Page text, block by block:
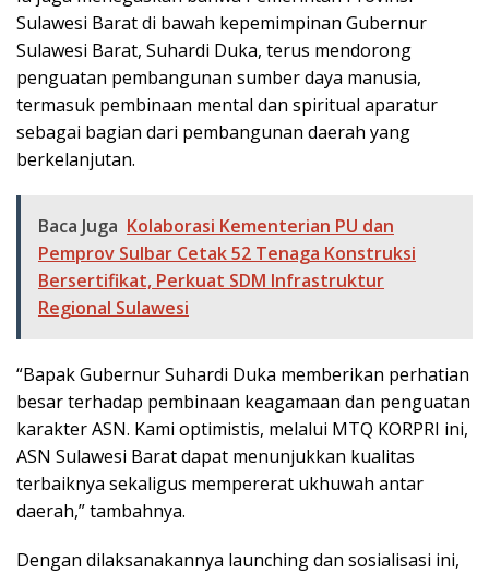
Sulawesi Barat di bawah kepemimpinan Gubernur
Sulawesi Barat, Suhardi Duka, terus mendorong
penguatan pembangunan sumber daya manusia,
termasuk pembinaan mental dan spiritual aparatur
sebagai bagian dari pembangunan daerah yang
berkelanjutan.
Baca Juga Kolaborasi Kementerian PU dan
Pemprov Sulbar Cetak 52 Tenaga Konstruksi
Bersertifikat, Perkuat SDM Infrastruktur
Regional Sulawesi
“Bapak Gubernur Suhardi Duka memberikan perhatian
besar terhadap pembinaan keagamaan dan penguatan
karakter ASN. Kami optimistis, melalui MTQ KORPRI ini,
ASN Sulawesi Barat dapat menunjukkan kualitas
terbaiknya sekaligus mempererat ukhuwah antar
daerah,” tambahnya.
Dengan dilaksanakannya launching dan sosialisasi ini,